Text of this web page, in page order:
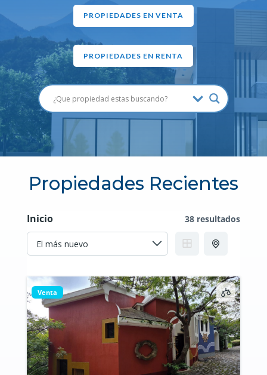
PROPIEDADES EN VENTA
PROPIEDADES EN RENTA
Propiedades Recientes
Inicio 38 resultados
Venta